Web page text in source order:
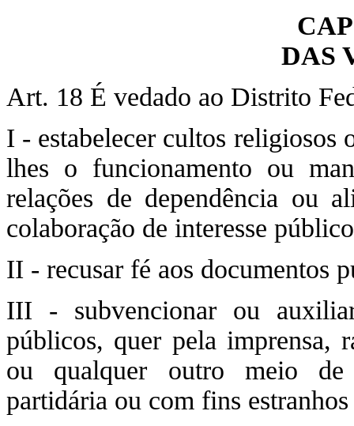
DAS
Art. 18 É vedado ao Distrito
I - estabelecer cultos religiosos
lhes o funcionamento ou
relações de dependência ou
colaboração de interesse
II - recusar fé aos documentos
III - subvencionar ou
públicos, quer pela imprensa,
ou qualquer outro meio de
partidária ou com fins